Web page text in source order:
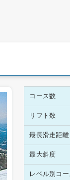
コース数
リフト数
最長滑走距離
最大斜度
レベル別コ